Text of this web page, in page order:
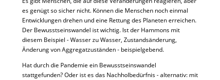
es genügt so sicher nicht. Können die Menschen noch einmal
Entwicklungen drehen und eine Rettung des Planeten erreichen.
Der Bewusstseinswandel ist wichtig. Ist der Hammons mit
diesem Beispiel - Wasser zu Wasser, Zustandsänderung,
Änderung von Aggregatzuständen - beispielgebend.
Hat durch die Pandemie ein Bewusstseinswandel
stattgefunden? Oder ist es das Nachholbedürfnis - alternativ: mit